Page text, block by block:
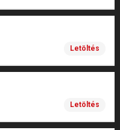
Letöltés
Letöltés